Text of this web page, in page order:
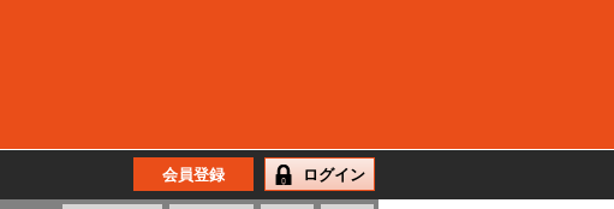
会員登録 ログイン